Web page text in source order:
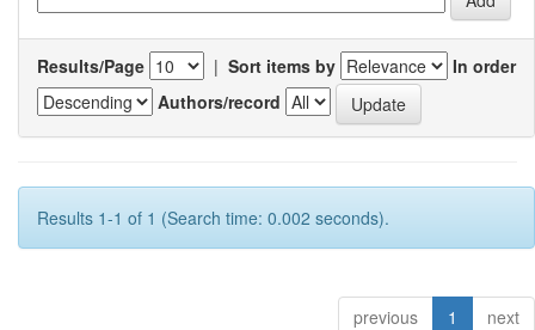
Results/Page | Sort items by
In order
Authors/record
Results 1-1 of 1 (Search time: 0.002 seconds).
previous 1 next